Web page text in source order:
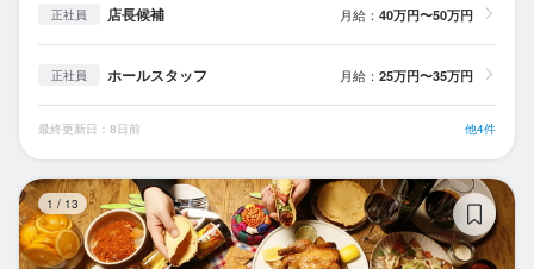
正社員 店長候補 月給： 40万円〜50万円
正社員 ホールスタッフ 月給： 25万円〜35万円
最終更新日：8日前 他4件
1 / 13